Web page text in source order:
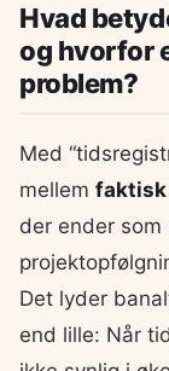
Hvad
og hvorfor
problem?
Med
mellem faktisk
der ender
Det lyder
end lille: Når